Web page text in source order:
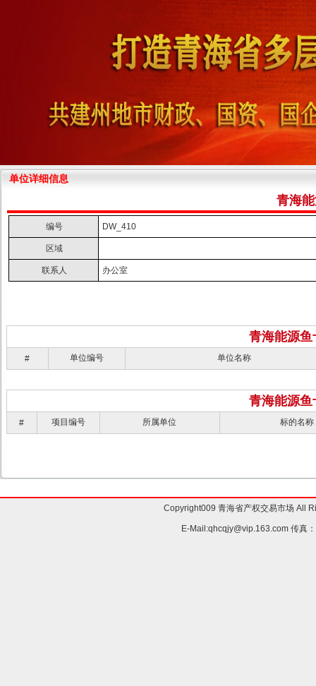
单位详细信息
青海
编号 DW_410
区域
联系人 办公室
青海能源
# 单位编号 单位名称
青海能源
# 项目编号 所属单位 标的名称
Copyright009 青海省产权交易市场 All
E-Mail:qhcqjy@vip.163.com 传真